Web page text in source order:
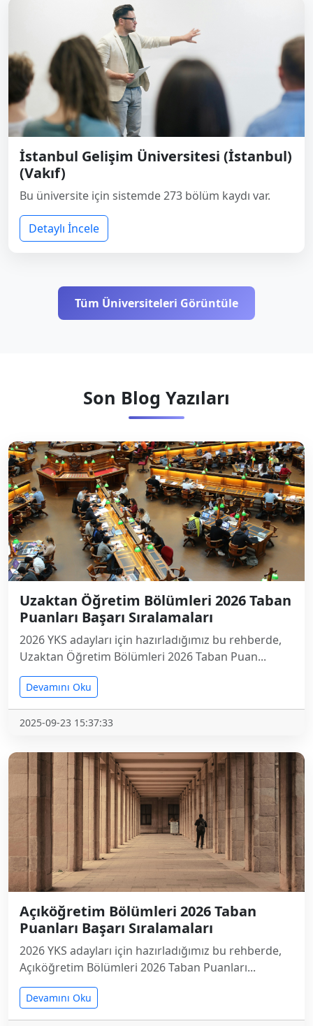
İstanbul Gelişim Üniversitesi (İstanbul)
(Vakıf)
Bu üniversite için sistemde 273 bölüm kaydı var.
Detaylı İncele
Tüm Üniversiteleri Görüntüle
Son Blog Yazıları
Uzaktan Öğretim Bölümleri 2026 Taban
Puanları Başarı Sıralamaları
2026 YKS adayları için hazırladığımız bu rehberde,
Uzaktan Öğretim Bölümleri 2026 Taban Puan...
Devamını Oku
2025-09-23 15:37:33
Açıköğretim Bölümleri 2026 Taban
Puanları Başarı Sıralamaları
2026 YKS adayları için hazırladığımız bu rehberde,
Açıköğretim Bölümleri 2026 Taban Puanları...
Devamını Oku